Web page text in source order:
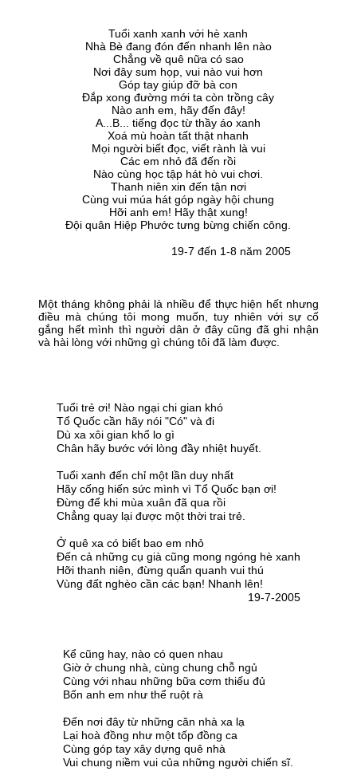
Tuổi xanh xanh với hè xanh
Nhà Bè đang đón đến nhanh lên nào
Chẳng về quê nữa có sao
Nơi đây sum họp, vui nào vui hơn
Góp tay giúp đỡ bà con
Đắp xong đường mới ta còn trồng cây
Nào anh em, hãy đến đây!
A...B... tiếng đọc từ thầy áo xanh
Xoá mù hoàn tất thật nhanh
Mọi người biết đọc, viết rành là vui
Các em nhỏ đã đến rồi
Nào cùng học tập hát hò vui chơi.
Thanh niên xin đến tận nơi
Cùng vui múa hát góp ngày hội chung
Hỡi anh em! Hãy thật xung!
Đội quân Hiệp Phước tưng bừng chiến công.
19-7 đến 1-8 năm 2005
Một tháng không phải là nhiều để thực hiện hết nhưng
điều mà chúng tôi mong muốn, tuy nhiên với sự cố
gắng hết mình thì người dân ở đây cũng đã ghi nhận
và hài lòng với những gì chúng tôi đã làm được.
Tuổi trẻ ơi! Nào ngại chi gian khó
Tổ Quốc cần hãy nói "Có" và đi
Dù xa xôi gian khổ lo gì
Chân hãy bước với lòng đầy nhiệt huyết.
Tuổi xanh đến chỉ một lần duy nhất
Hãy cống hiến sức mình vì Tổ Quốc bạn ơi!
Đừng để khi mùa xuân đã qua rồi
Chẳng quay lại được một thời trai trẻ.
Ở quê xa có biết bao em nhỏ
Đến cả những cụ già cũng mong ngóng hè xanh
Hỡi thanh niên, đừng quẩn quanh vui thú
Vùng đất nghèo cần các bạn! Nhanh lên!
19-7-2005
Kể cũng hay, nào có quen nhau
Giờ ở chung nhà, cùng chung chỗ ngủ
Cùng với nhau những bữa cơm thiếu đủ
Bốn anh em như thể ruột rà
Đến nơi đây từ những căn nhà xa lạ
Lại hoà đồng như một tốp đồng ca
Cùng góp tay xây dựng quê nhà
Vui chung niềm vui của những người chiến sĩ.